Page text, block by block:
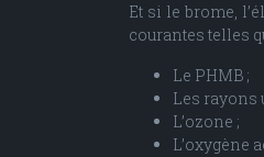
Et si le brome,
courantes telles
Le PHMB ;
Les rayons
L’ozone ;
L’oxygène